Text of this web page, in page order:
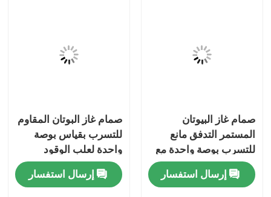
صمام غاز البيوتان
المستمر التدفق مانع
للتسرب بوصة واحدة مع
غطاء للتخزين الآمن
إرسال استفسار
صمام غاز البوتان المقاوم
للتسرب بقياس بوصة
واحدة لعلب الوقود
المحمولة
إرسال استفسار